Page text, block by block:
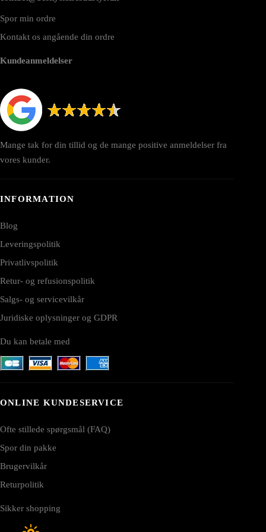
Spor min ordre
Kontakt os angående din ordre
Kundeanmeldelser
Mange tak for din tillid og de mange positive anmeldelser fra
vores kunder.
INFORMATION
Blog
Leveringspolitik
Privatlivspolitik
Retur- og refusionspolitik
Salgs- og servicevilkår
Juridiske oplysninger og GDPR
Du kan betale med
ONLINE KUNDESERVICE
Ofte stillede spørgsmål (FAQ)
Spor din pakke
Brugervilkår
Returpolitik
Sikker shopping